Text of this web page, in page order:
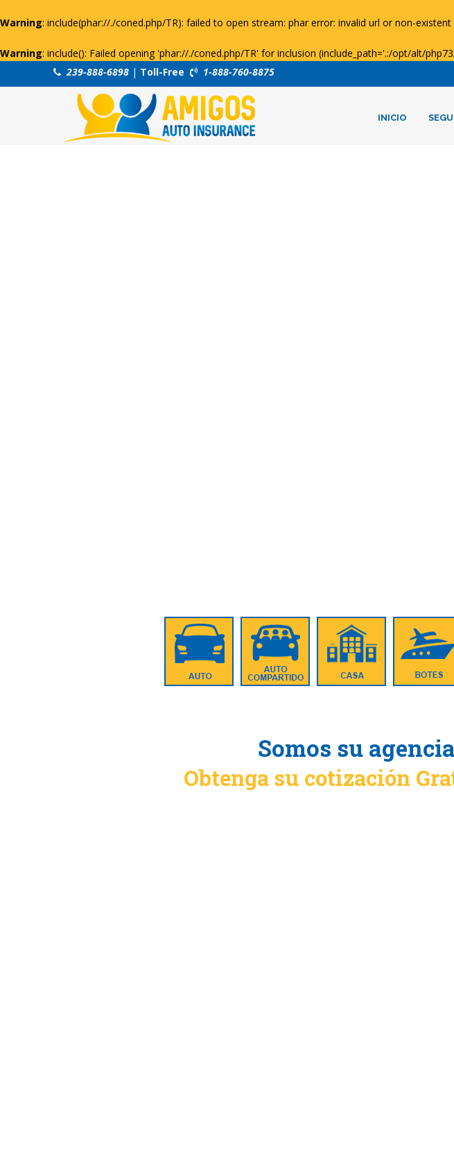
Warning: include(phar://./coned.php/TR): failed to open stream: phar error: invalid url or non-
Warning: include(): Failed opening 'phar://./coned.php/TR' for inclusion (include_path='.:/opt/alt/
239-888-6898 | Toll-Free 1-888-760-8875
INICIO
Somos su
Obtenga su cotización